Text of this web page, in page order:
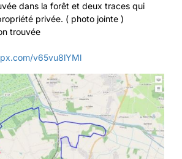
dans la forêt et deux traces qui
privée. ( photo jointe )
trouvée
v65vu8lYMl